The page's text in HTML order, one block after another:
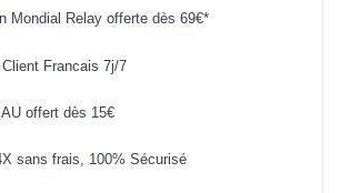
Mondial Relay offerte dès 69€*
Francais 7j/7
offert dès 15€
sans frais, 100% Sécurisé